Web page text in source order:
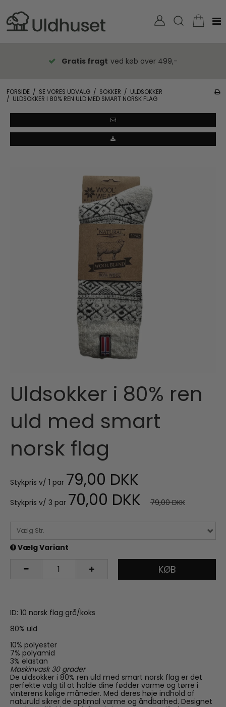
Gratis fragt ved køb over 499,-
FORSIDE / SE VORES UDVALG / SOKKER / ULDSOKKER
/ ULDSOKKER I 80% REN ULD MED SMART NORSK FLAG
Uldsokker i 80% ren
uld med smart
norsk flag
Stykpris v/ 1 par 79,00 DKK
Stykpris v/ 3 par 70,00 DKK 79,00 DKK
Vælg Str.
Vælg Variant
KØB
ID: 10 norsk flag grå/koks
80% uld
10% polyester
7% polyamid
3% elastan
Maskinvask 30 grader
De uldsokker i 80% ren uld med smart norsk flag er det
perfekte valg til at holde dine fødder varme og tørre i
vinterens kølige måneder. Med deres høje indhold af
naturuld sikrer de optimal varme og åndbarhed. Designet